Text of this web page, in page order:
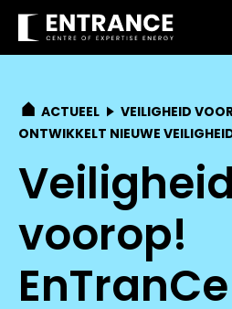
ACTUEEL
VEILIGHEID
ONTWIKKELT NIEUWE
Veiligheid
voorop!
EnTranCe